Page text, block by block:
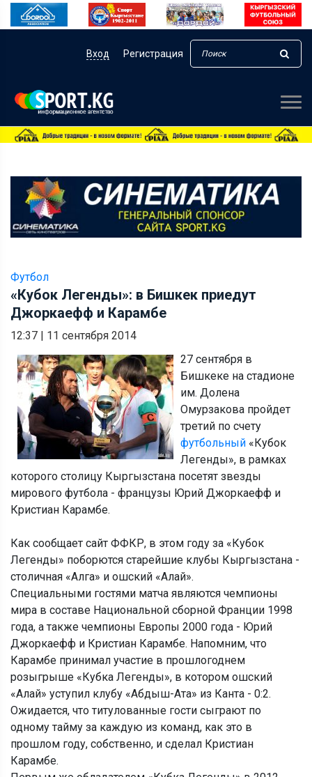
Вход Регистрация
Футбол
«Кубок Легенды»: в Бишкек приедут
Джоркаефф и Карамбе
12:37 | 11 сентября 2014
27 сентября в
Бишкеке на стадионе
им. Долена
Омурзакова пройдет
третий по счету
футбольный «Кубок
Легенды», в рамках
которого столицу Кыргызстана посетят звезды
мирового футбола - французы Юрий Джоркаефф и
Кристиан Карамбе.
Как сообщает сайт ФФКР, в этом году за «Кубок
Легенды» поборются старейшие клубы Кыргызстана -
столичная «Алга» и ошский «Алай».
Специальными гостями матча являются чемпионы
мира в составе Национальной сборной Франции 1998
года, а также чемпионы Европы 2000 года - Юрий
Джоркаефф и Кристиан Карамбе. Напомним, что
Карамбе принимал участие в прошлогоднем
розыгрыше «Кубка Легенды», в котором ошский
«Алай» уступил клубу «Абдыш-Ата» из Канта - 0:2.
Ожидается, что титулованные гости сыграют по
одному тайму за каждую из команд, как это в
прошлом году, собственно, и сделал Кристиан
Карамбе.